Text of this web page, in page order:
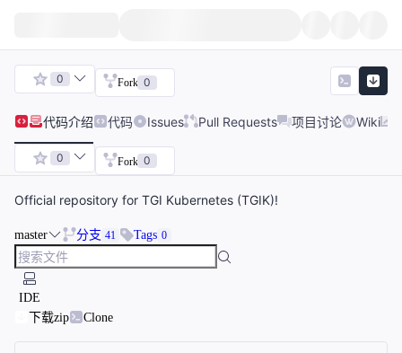
0 Fork 0
代码介绍 代码 Issues Pull Requests 项目讨论 Wiki
0 Fork 0
Official repository for TGI Kubernetes (TGIK)!
master 分支 41 Tags 0
IDE
下载zip
Clone